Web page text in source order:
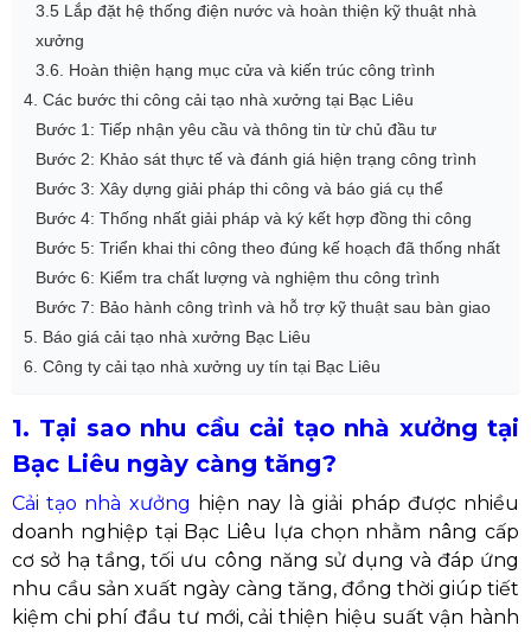
3.5 Lắp đặt hệ thống điện nước và hoàn thiện kỹ thuật nhà
xưởng
3.6. Hoàn thiện hạng mục cửa và kiến trúc công trình
4. Các bước thi công cải tạo nhà xưởng tại Bạc Liêu
Bước 1: Tiếp nhận yêu cầu và thông tin từ chủ đầu tư
Bước 2: Khảo sát thực tế và đánh giá hiện trạng công trình
Bước 3: Xây dựng giải pháp thi công và báo giá cụ thể
Bước 4: Thống nhất giải pháp và ký kết hợp đồng thi công
Bước 5: Triển khai thi công theo đúng kế hoạch đã thống nhất
Bước 6: Kiểm tra chất lượng và nghiệm thu công trình
Bước 7: Bảo hành công trình và hỗ trợ kỹ thuật sau bàn giao
5. Báo giá cải tạo nhà xưởng Bạc Liêu
6. Công ty cải tạo nhà xưởng uy tín tại Bạc Liêu
1. Tại sao nhu cầu cải tạo nhà xưởng tại
Bạc Liêu ngày càng tăng?
Cải tạo nhà xưởng hiện nay là giải pháp được nhiều
doanh nghiệp tại Bạc Liêu lựa chọn nhằm nâng cấp
cơ sở hạ tầng, tối ưu công năng sử dụng và đáp ứng
nhu cầu sản xuất ngày càng tăng, đồng thời giúp tiết
kiệm chi phí đầu tư mới, cải thiện hiệu suất vận hành